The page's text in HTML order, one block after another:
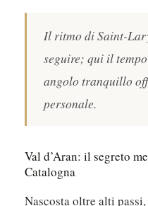
Il ritmo di Saint-
seguire; qui il
angolo tranquillo
personale.
Val d’Aran: il segreto
Catalogna
Nascosta oltre alti